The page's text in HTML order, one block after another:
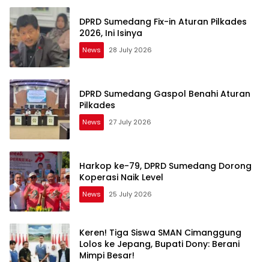
DPRD Sumedang Fix-in Aturan Pilkades
2026, Ini Isinya
News 28 July 2026
DPRD Sumedang Gaspol Benahi Aturan
Pilkades
News 27 July 2026
Harkop ke-79, DPRD Sumedang Dorong
Koperasi Naik Level
News 25 July 2026
Keren! Tiga Siswa SMAN Cimanggung
Lolos ke Jepang, Bupati Dony: Berani
Mimpi Besar!